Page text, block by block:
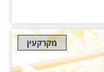
מקרקעין